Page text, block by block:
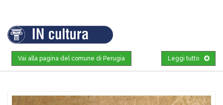
Leggi tutto
Vai alla pagina del comune di Perugia